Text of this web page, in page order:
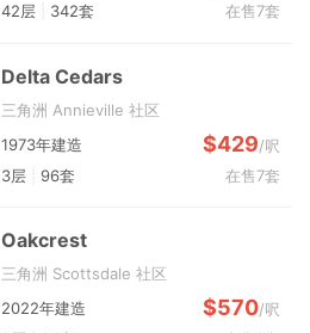
42层
342套 在售7套
Delta Cedars
三角洲 Annieville 社区
1973年建造
$429/呎
3层
96套 在售7套
Oakcrest
三角洲 Scottsdale 社区
2022年建造
$570/呎